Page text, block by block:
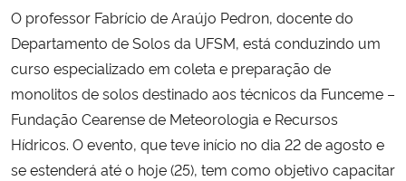
Secretaria-Geral
Secretaria de Governo
Gabinete de Segurança Institucional
O professor Fabrício de Araújo Pedron, docente do
Departamento de Solos da UFSM, está conduzindo um
curso especializado em coleta e preparação de
monolitos de solos destinado aos técnicos da Funceme –
Fundação Cearense de Meteorologia e Recursos
Hídricos. O evento, que teve início no dia 22 de agosto e
se estenderá até o hoje (25), tem como objetivo capacitar